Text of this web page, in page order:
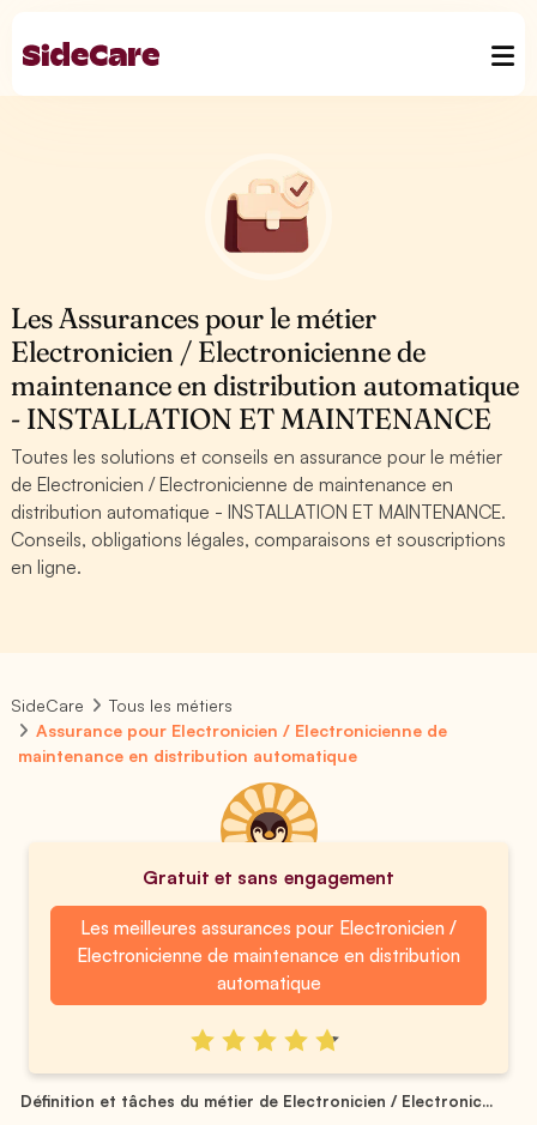
Les Assurances pour le métier
Electronicien / Electronicienne de
maintenance en distribution automatique
- INSTALLATION ET MAINTENANCE
Toutes les solutions et conseils en assurance pour le métier
de Electronicien / Electronicienne de maintenance en
distribution automatique - INSTALLATION ET MAINTENANCE.
Conseils, obligations légales, comparaisons et souscriptions
en ligne.
SideCare
Tous les métiers
Assurance pour Electronicien / Electronicienne de
maintenance en distribution automatique
Gratuit et sans engagement
Les meilleures assurances pour Electronicien /
Electronicienne de maintenance en distribution
automatique
Définition et tâches du métier de Electronicien / Electronic...